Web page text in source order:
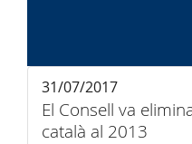
El Consell va
català al 2013
31/07/2017